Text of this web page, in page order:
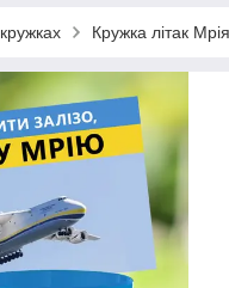
Кружка літак